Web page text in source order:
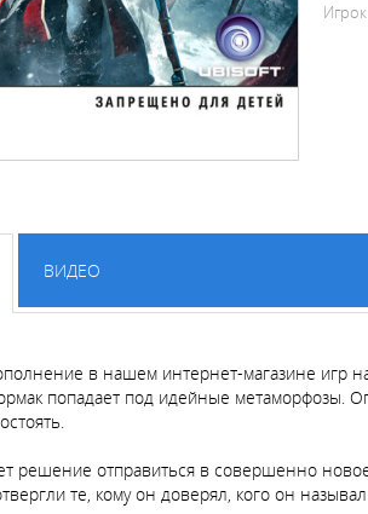
ВИДЕО
в нашем интернет-магазине игр
попадает под идейные метаморфозы.
решение отправиться в совершенно новое
те, кому он доверял, кого он